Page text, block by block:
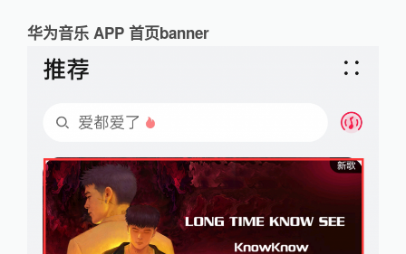
华为音乐 APP 首页banner